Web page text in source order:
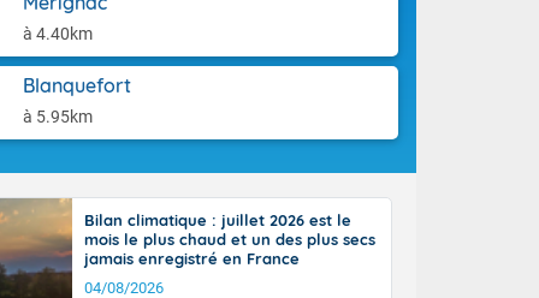
à 4.40km
Blanquefort
à 5.95km
sur
avec des
sur le sud
sur la
entre 50 et
résiste sur
Alpes à
et 20
Bilan climatique : juillet 2026 est le
mois le plus chaud et un des plus secs
jamais enregistré en France
04/08/2026